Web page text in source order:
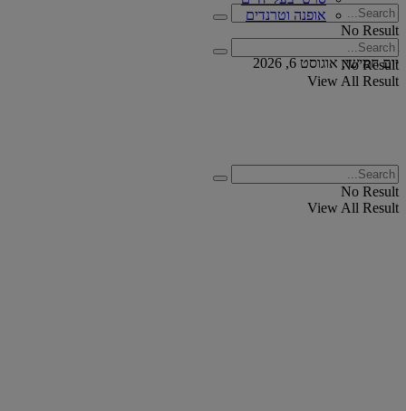
No Result
View All Result
יום חמישי, אוגוסט 6, 2026
אופנה וטרנדים
No Result
View All Result
No Result
View All Result